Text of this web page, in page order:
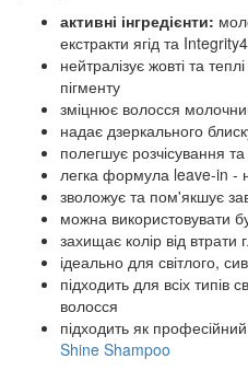
активні інгредієнти:
екстракти ягід та
нейтралізує жовті та
пігменту
зміцнює волосся
надає дзеркального
полегшує розчісування
легка формула leave-in -
зволожує та пом'якшує
можна використовувати
захищає колір від втрати
ідеально для світлого,
підходить для всіх типів
волосся
підходить як
Shine Shampoo